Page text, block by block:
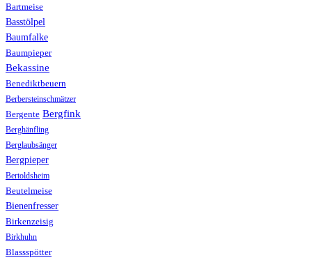
Bartmeise
Basstölpel
Baumfalke
Baumpieper
Bekassine
Benediktbeuern
Berbersteinschmätzer
Bergente Bergfink
Berghänfling
Berglaubsänger
Bergpieper
Bertoldsheim
Beutelmeise
Bienenfresser
Birkenzeisig
Birkhuhn
Blassspötter